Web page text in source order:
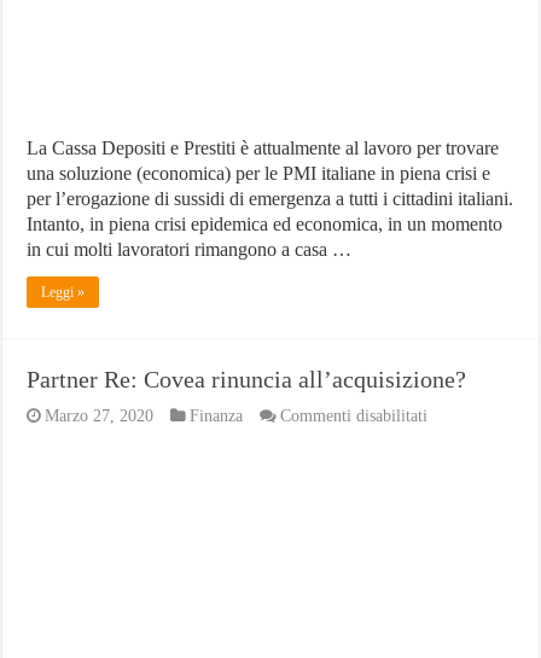
La Cassa Depositi e Prestiti è attualmente al lavoro per trovare
una soluzione (economica) per le PMI italiane in piena crisi e
per l’erogazione di sussidi di emergenza a tutti i cittadini italiani.
Intanto, in piena crisi epidemica ed economica, in un momento
in cui molti lavoratori rimangono a casa …
Leggi »
Partner Re: Covea rinuncia all’acquisizione?
Marzo 27, 2020 Finanza Commenti disabilitati